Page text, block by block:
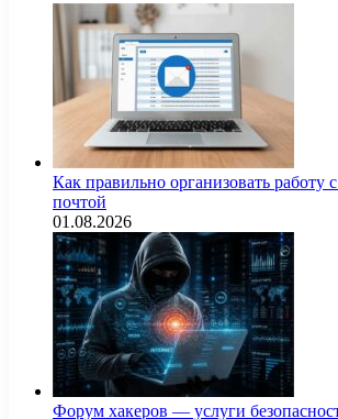
Как правильно организовать работу
почтой
01.08.2026
Форум хакеров — услуги